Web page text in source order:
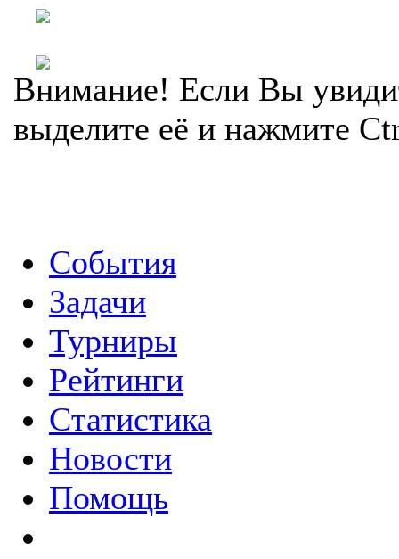
Внимание! Если Вы
выделите её и нажмите
События
Задачи
Турниры
Рейтинги
Статистика
Новости
Помощь